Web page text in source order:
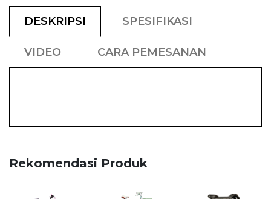
DESKRIPSI SPESIFIKASI
VIDEO CARA PEMESANAN
Rekomendasi Produk